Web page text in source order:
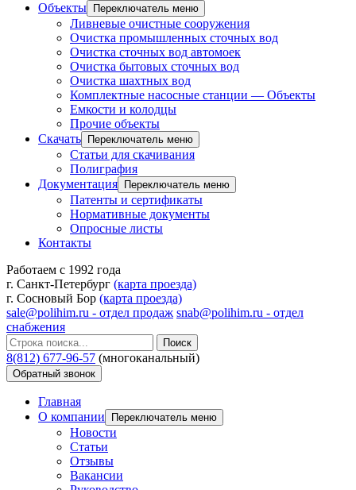
Объекты
Переключатель меню
Ливневые очистные сооружения
Очистка промышленных сточных вод
Очистка сточных вод автомоек
Очистка бытовых сточных вод
Очистка шахтных вод
Комплектные насосные станции — Объекты
Емкости и колодцы
Прочие объекты
Скачать
Переключатель меню
Статьи для скачивания
Полиграфия
Документация
Переключатель меню
Патенты и сертификаты
Нормативные документы
Опросные листы
Контакты
Работаем с 1992 года
г. Санкт-Петербург (карта проезда)
г. Сосновый Бор (карта проезда)
sale@polihim.ru - отдел продаж snab@polihim.ru - отдел
снабжения
Поиск
8(812) 677-96-57 (многоканальный)
Обратный звонок
Главная
О компании
Переключатель меню
Новости
Статьи
Отзывы
Вакансии